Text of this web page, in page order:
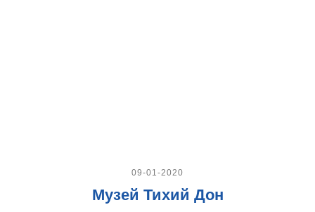
09-01-2020
Музей Тихий Дон